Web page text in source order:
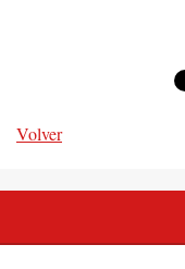
Volver